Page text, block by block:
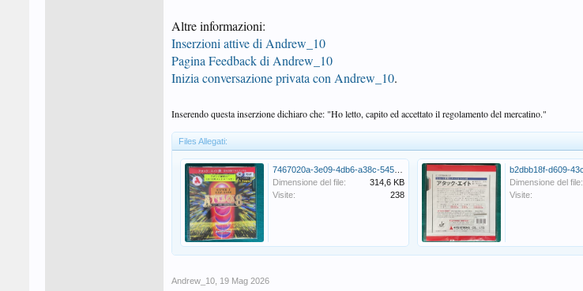
Altre informazioni:
Inserzioni attive di Andrew_10
Pagina Feedback di Andrew_10
Inizia conversazione privata con Andrew_10.
Inserendo questa inserzione dichiaro che: "Ho letto, capito ed accettato il regolamento del mercatino."
Files Allegati:
Dimensione del file:
314,6 KB
Visite:
238
Dimensione del file:
Visite:
Andrew_10 19 Mag 2026